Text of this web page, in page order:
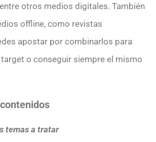
otros medios digitales. También
offline, como revistas
apostar por combinarlos para
o conseguir siempre el mismo
temas a tratar